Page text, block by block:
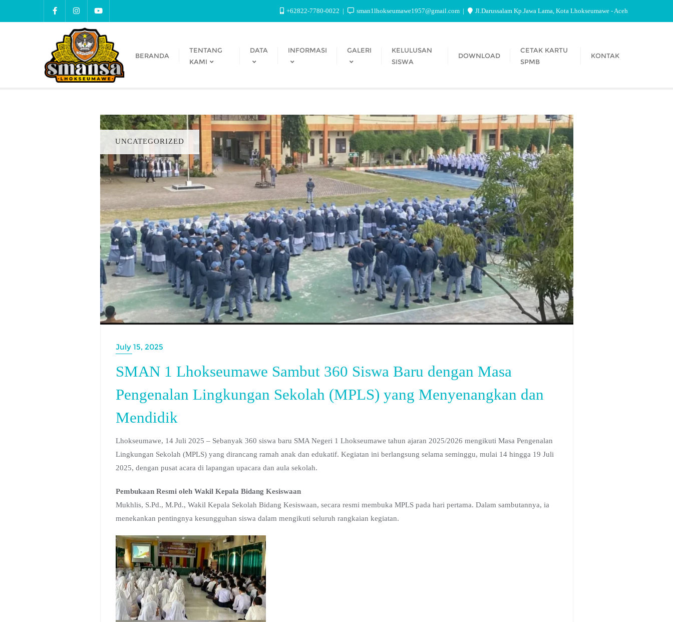
+62822-7780-0022 sman1lhokseumawe1957@gmail.com Jl.Darussalam Kp.Jawa Lama, Kota Lhokseumawe - Aceh
BERANDA
TENTANG
KAMI
DATA INFORMASI GALERI
KELULUSAN
SISWA
DOWNLOAD
CETAK KARTU
SPMB
KONTAK
UNCATEGORIZED
July 15, 2025
SMAN 1 Lhokseumawe Sambut 360 Siswa Baru dengan Masa
Pengenalan Lingkungan Sekolah (MPLS) yang Menyenangkan dan
Mendidik
Lhokseumawe, 14 Juli 2025 – Sebanyak 360 siswa baru SMA Negeri 1 Lhokseumawe tahun ajaran 2025/2026 mengikuti Masa Pengenalan
Lingkungan Sekolah (MPLS) yang dirancang ramah anak dan edukatif. Kegiatan ini berlangsung selama seminggu, mulai 14 hingga 19 Juli
2025, dengan pusat acara di lapangan upacara dan aula sekolah.
Pembukaan Resmi oleh Wakil Kepala Bidang Kesiswaan
Mukhlis, S.Pd., M.Pd., Wakil Kepala Sekolah Bidang Kesiswaan, secara resmi membuka MPLS pada hari pertama. Dalam sambutannya, ia
menekankan pentingnya kesungguhan siswa dalam mengikuti seluruh rangkaian kegiatan.